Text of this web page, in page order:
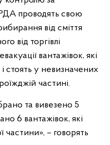
проводять свою
від сміття
від торгівлі
вантажівок, які
стоять у невизначених
частині.
та вивезено 5
6 вантажівок, які
частини», – говорять